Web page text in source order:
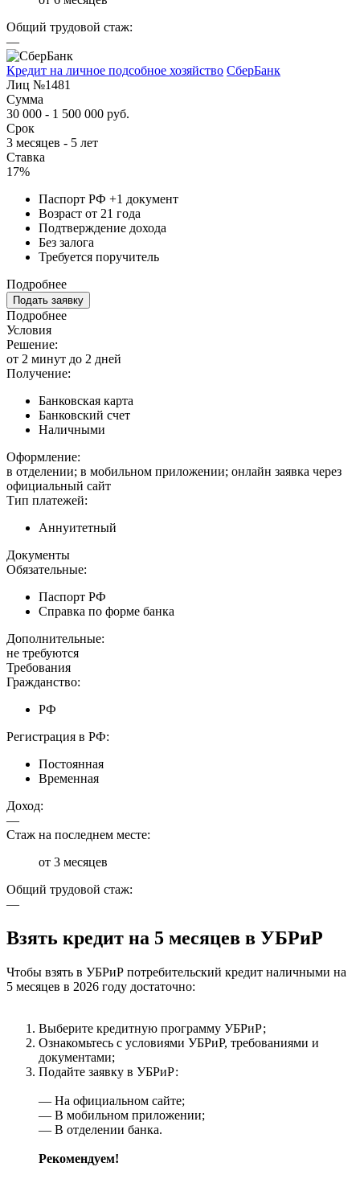
Общий трудовой стаж:
—
Кредит на личное подсобное хозяйство СберБанк
Лиц №1481
Сумма
30 000 - 1 500 000 руб.
Срок
3 месяцев - 5 лет
Ставка
17%
Паспорт РФ +1 документ
Возраст от 21 года
Подтверждение дохода
Без залога
Требуется поручитель
Подробнее
Подать заявку
Подробнее
Условия
Решение:
от 2 минут до 2 дней
Получение:
Банковская карта
Банковский счет
Наличными
Оформление:
в отделении; в мобильном приложении; онлайн заявка через
официальный сайт
Тип платежей:
Аннуитетный
Документы
Обязательные:
Паспорт РФ
Справка по форме банка
Дополнительные:
не требуются
Требования
Гражданство:
РФ
Регистрация в РФ:
Постоянная
Временная
Доход:
—
Стаж на последнем месте:
от 3 месяцев
Общий трудовой стаж:
—
Взять кредит на 5 месяцев в УБРиР
Чтобы взять в УБРиР потребительский кредит наличными на
5 месяцев в 2026 году достаточно:
Выберите кредитную программу УБРиР;
Ознакомьтесь с условиями УБРиР, требованиями и
документами;
Подайте заявку в УБРиР:
— На официальном сайте;
— В мобильном приложении;
— В отделении банка.
Рекомендуем!